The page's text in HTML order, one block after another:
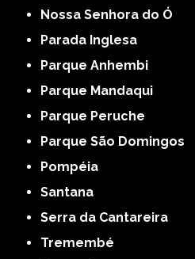
Nossa Senhora do Ó
Parada Inglesa
Parque Anhembi
Parque Mandaqui
Parque Peruche
Parque São Domingos
Pompéia
Santana
Serra da Cantareira
Tremembé